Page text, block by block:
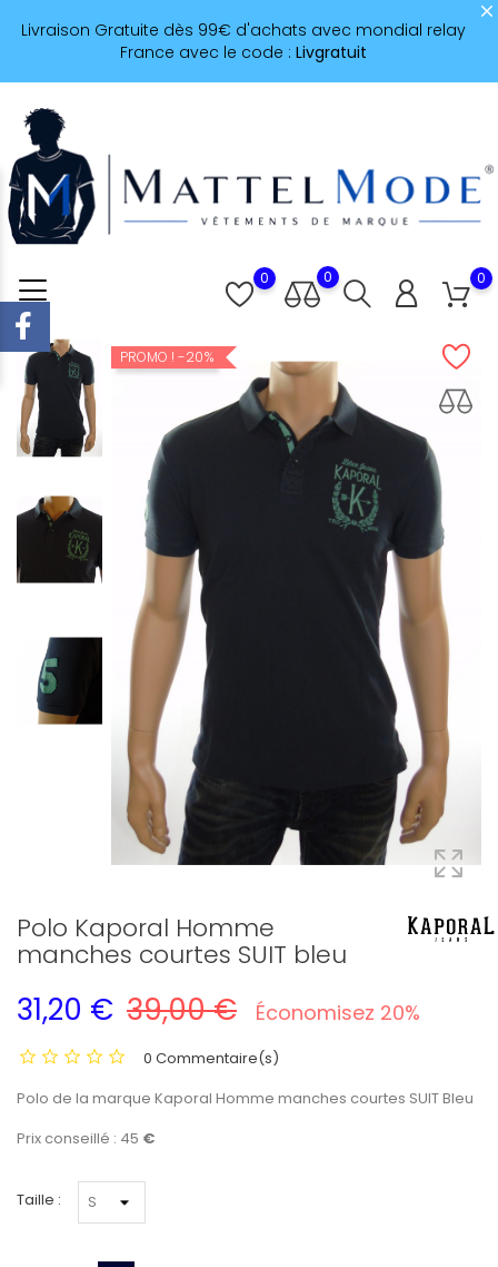
Livraison Gratuite dès 99€ d'achats avec mondial relay
France avec le code : Livgratuit
0
0
0
PROMO ! -20%
Polo Kaporal Homme
manches courtes SUIT bleu
31,20 € 39,00 € Économisez 20%
0 Commentaire(s)
Polo de la marque Kaporal Homme manches courtes SUIT Bleu
Prix conseillé : 45 €
Taille :